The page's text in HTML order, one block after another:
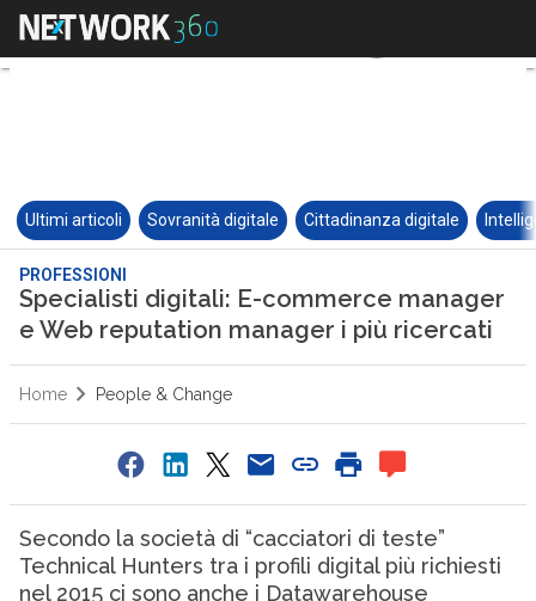
Ultimi articoli Sovranità digitale Cittadinanza digitale
PROFESSIONI
Specialisti digitali: E-commerce manager
e Web reputation manager i più ricercati
Home People & Change
Secondo la società di “cacciatori di teste”
Technical Hunters tra i profili digital più richiesti
nel 2015 ci sono anche i Datawarehouse